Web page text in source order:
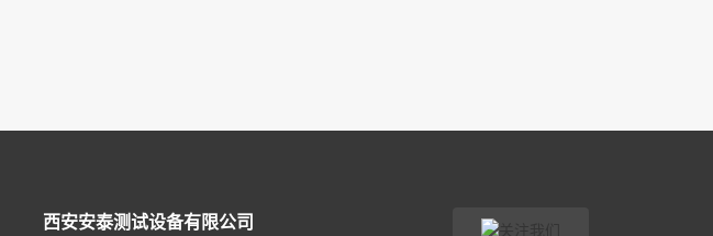
西安安泰测试设备有限公司